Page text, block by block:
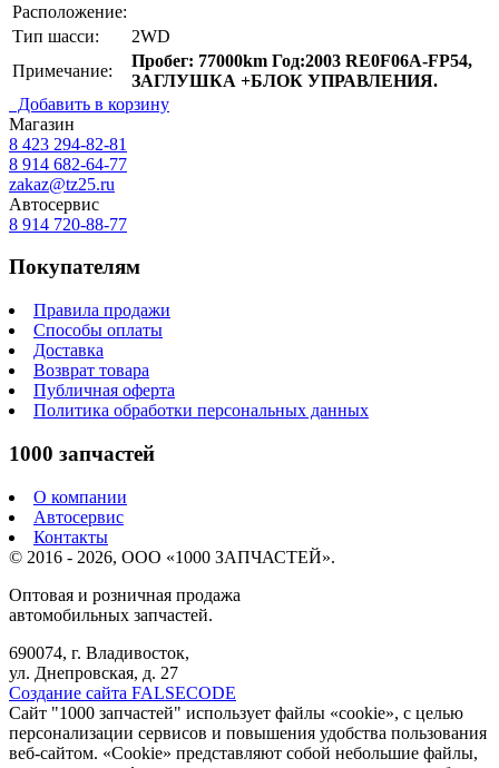
Расположение:
Тип шасси:
2WD
Примечание:
Пробег: 77000km Год:2003 RE0F06A-FP54,
ЗАГЛУШКА +БЛОК УПРАВЛЕНИЯ.
Добавить в корзину
Магазин
8 423 294-82-81
8 914 682-64-77
zakaz@tz25.ru
Автосервис
8 914 720-88-77
Покупателям
Правила продажи
Способы оплаты
Доставка
Возврат товара
Публичная оферта
Политика обработки персональных данных
1000 запчастей
О компании
Автосервис
Контакты
© 2016 - 2026, ООО «1000 ЗАПЧАСТЕЙ».
Оптовая и розничная продажа
автомобильных запчастей.
690074, г. Владивосток,
ул. Днепровская, д. 27
Создание сайта FALSECODE
Сайт "1000 запчастей" использует файлы «cookie», с целью
персонализации сервисов и повышения удобства пользования
веб-сайтом. «Cookie» представляют собой небольшие файлы,